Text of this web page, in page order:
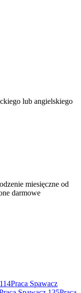
lub angielskiego
miesięczne od
darmowe
Praca Spawacz